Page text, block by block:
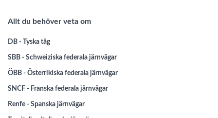
Allt du behöver veta om
DB - Tyska tåg
SBB - Schweiziska federala järnvägar
ÖBB - Österrikiska federala järnvägar
SNCF - Franska federala järnvägar
Renfe - Spanska järnvägar